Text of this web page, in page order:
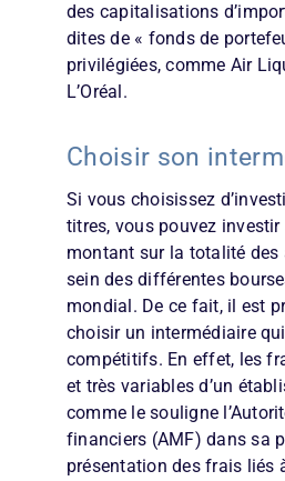
des capitalisations
dites de « fonds de
privilégiées, comme Air
L’Oréal.
Choisir son
Si vous choisissez
titres, vous pouvez
montant sur la totalité des
sein des différentes
mondial. De ce fait, il est
choisir un intermédiaire
compétitifs. En effet, les
et très variables d’un
comme le souligne
financiers (AMF) dans sa
présentation des frais liés